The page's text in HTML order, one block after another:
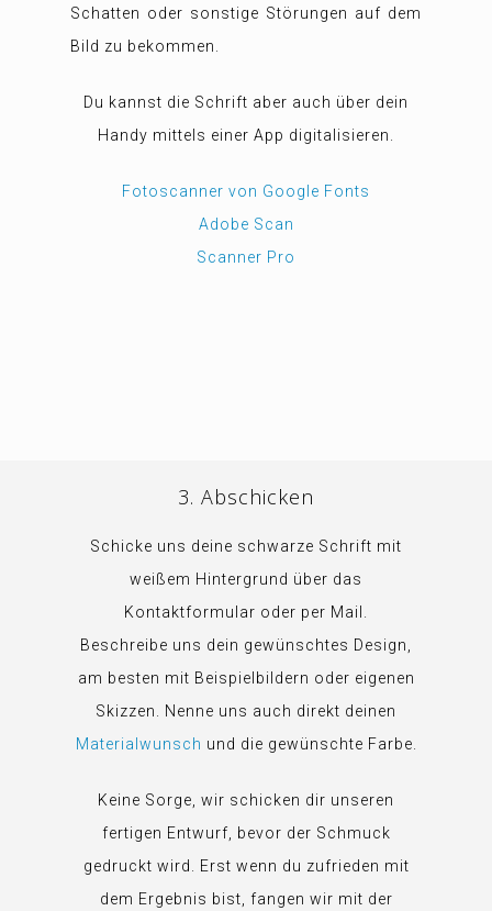
Schatten oder sonstige Störungen auf dem
Bild zu bekommen.
Du kannst die Schrift aber auch über dein
Handy mittels einer App digitalisieren.
Fotoscanner von Google Fonts
Adobe Scan
Scanner Pro
3. Abschicken
Schicke uns deine schwarze Schrift mit
weißem Hintergrund über das
Kontaktformular oder per Mail.
Beschreibe uns dein gewünschtes Design,
am besten mit Beispielbildern oder eigenen
Skizzen. Nenne uns auch direkt deinen
Materialwunsch und die gewünschte Farbe.
Keine Sorge, wir schicken dir unseren
fertigen Entwurf, bevor der Schmuck
gedruckt wird. Erst wenn du zufrieden mit
dem Ergebnis bist, fangen wir mit der